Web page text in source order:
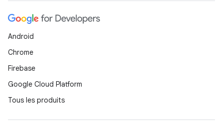
Android
Chrome
Firebase
Google Cloud Platform
Tous les produits